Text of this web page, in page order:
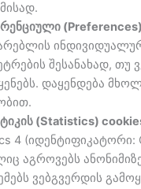
შესანახად, თუ
დაყენდება
(Statistics)
4 (იდენტიფიკატორი:
აგროვებს
ვებგვერდის